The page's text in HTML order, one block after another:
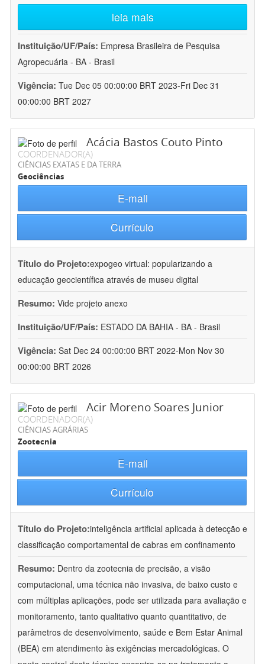
leia mais
Instituição/UF/País: Empresa Brasileira de Pesquisa
Agropecuária - BA - Brasil
Vigência: Tue Dec 05 00:00:00 BRT 2023-Fri Dec 31
00:00:00 BRT 2027
Acácia Bastos Couto Pinto
COORDENADOR(A)
CIÊNCIAS EXATAS E DA TERRA
Geociências
E-mail
Currículo
Título do Projeto:expogeo virtual: popularizando a
educação geocientífica através de museu digital
Resumo: Vide projeto anexo
Instituição/UF/País: ESTADO DA BAHIA - BA - Brasil
Vigência: Sat Dec 24 00:00:00 BRT 2022-Mon Nov 30
00:00:00 BRT 2026
Acir Moreno Soares Junior
COORDENADOR(A)
CIÊNCIAS AGRÁRIAS
Zootecnia
E-mail
Currículo
Título do Projeto:inteligência artificial aplicada à detecção e
classificação comportamental de cabras em confinamento
Resumo: Dentro da zootecnia de precisão, a visão
computacional, uma técnica não invasiva, de baixo custo e
com múltiplas aplicações, pode ser utilizada para avaliação e
monitoramento, tanto qualitativo quanto quantitativo, de
parâmetros de desenvolvimento, saúde e Bem Estar Animal
(BEA) em atendimento às exigências mercadológicas. O